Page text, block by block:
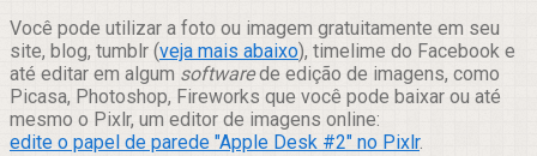
Você pode utilizar a foto ou imagem gratuitamente em seu
site, blog, tumblr (veja mais abaixo), timelime do Facebook e
até editar em algum softwarede edição de imagens, como
Picasa, Photoshop, Fireworks que você pode baixar ou até
mesmo o Pixlr, um editor de imagens online:
edite o papel de parede "Apple Desk #2" no Pixlr.